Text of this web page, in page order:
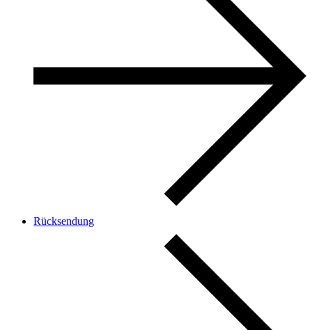
Rücksendung